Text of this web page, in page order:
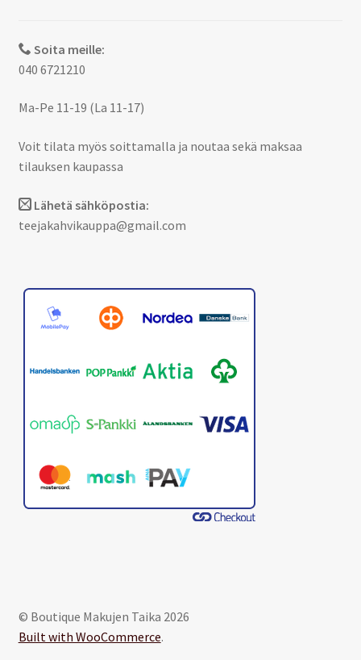
Soita meille:
040 6721210
Ma-Pe 11-19 (La 11-17)
Voit tilata myös soittamalla ja noutaa sekä maksaa
tilauksen kaupassa
Lähetä sähköpostia:
teejakahvikauppa@gmail.com
© Boutique Makujen Taika 2026
Built with WooCommerce.